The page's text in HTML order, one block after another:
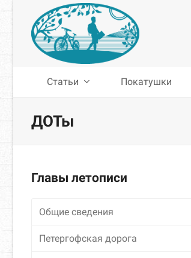
Статьи Покатушки
ДОТы
Главы летописи
Общие сведения
Петергофская дорога